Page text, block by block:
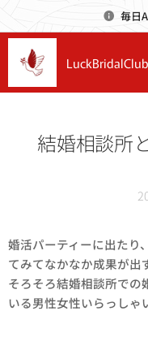
毎日
LuckBridalClub
結婚相談所
婚活パーティーに出たり
てみてなかなか成果が出
そろそろ結婚相談所での
いる男性女性いらっしゃ